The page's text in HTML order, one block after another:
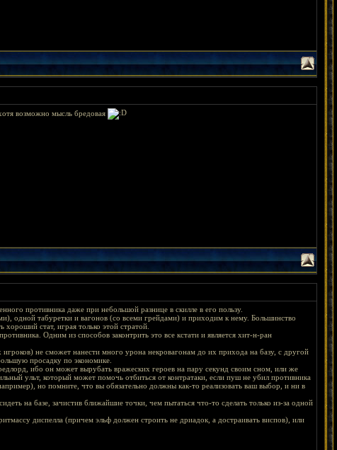
возможно мысль бредовая
противника даже при небольшой разнице в скилле в его пользу.
одной табуретки и вагонов (со всеми грейдами) и приходим к нему. Большинство
стат, играя только этой стратой.
Одним из способов законтрить это все кстати и является хит-н-ран
не сможет нанести много урона некровагонам до их прихода на базу, с другой
просадку по экономике.
ибо он может вырубать вражеских героев на пару секунд своим сном, или же
ульт, который может помочь отбиться от контратаки, если пуш не убил противника
но помните, что вы обязательно должны как-то реализовать ваш выбор, и ни в
на базе, зачистив ближайшие точки, чем пытаться что-то сделать только из-за одной
диспелла (причем эльф должен строить не дриадок, а достраивать виспов), или